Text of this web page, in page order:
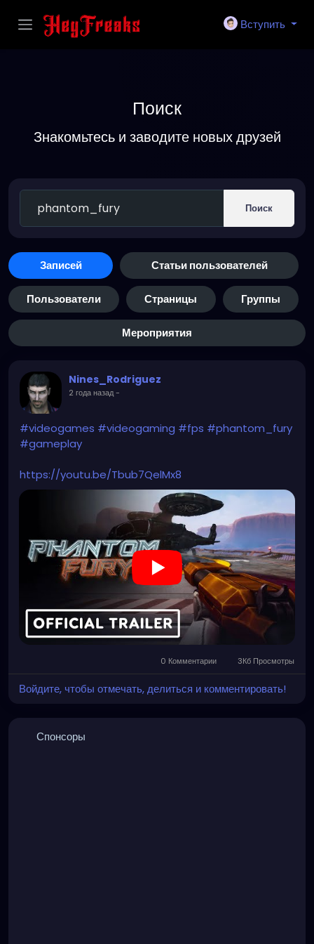
Вступить
Поиск
Знакомьтесь и заводите новых друзей
Поиск
Записей Статьи пользователей
Пользователи Страницы Группы
Мероприятия
Nines_Rodriguez
2 года назад-
#videogames #videogaming #fps #phantom_fury
#gameplay
https://youtu.be/Tbub7QelMx8
0 Комментарии 3Кб Просмотры
Войдите, чтобы отмечать, делиться и комментировать!
Спонсоры